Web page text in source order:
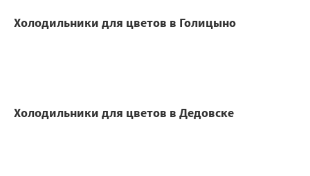
Холодильники для цветов в Голицыно
Холодильники для цветов в Дедовске